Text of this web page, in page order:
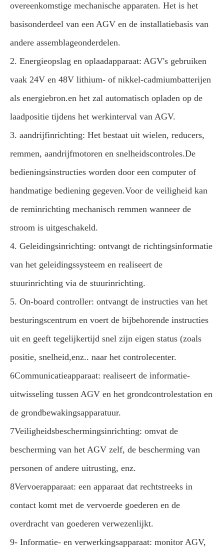
overeenkomstige mechanische apparaten. Het is het
basisonderdeel van een AGV en de installatiebasis van
andere assemblageonderdelen.
2. Energieopslag en oplaadapparaat: AGV's gebruiken
vaak 24V en 48V lithium- of nikkel-cadmiumbatterijen
als energiebron.en het zal automatisch opladen op de
laadpositie tijdens het werkinterval van AGV.
3. aandrijfinrichting: Het bestaat uit wielen, reducers,
remmen, aandrijfmotoren en snelheidscontroles.De
bedieningsinstructies worden door een computer of
handmatige bediening gegeven.Voor de veiligheid kan
de reminrichting mechanisch remmen wanneer de
stroom is uitgeschakeld.
4. Geleidingsinrichting: ontvangt de richtingsinformatie
van het geleidingssysteem en realiseert de
stuurinrichting via de stuurinrichting.
5. On-board controller: ontvangt de instructies van het
besturingscentrum en voert de bijbehorende instructies
uit en geeft tegelijkertijd snel zijn eigen status (zoals
positie, snelheid,enz.. naar het controlecenter.
6Communicatieapparaat: realiseert de informatie-
uitwisseling tussen AGV en het grondcontrolestation en
de grondbewakingsapparatuur.
7Veiligheidsbeschermingsinrichting: omvat de
bescherming van het AGV zelf, de bescherming van
personen of andere uitrusting, enz.
8Vervoerapparaat: een apparaat dat rechtstreeks in
contact komt met de vervoerde goederen en de
overdracht van goederen verwezenlijkt.
9- Informatie- en verwerkingsapparaat: monitor AGV,